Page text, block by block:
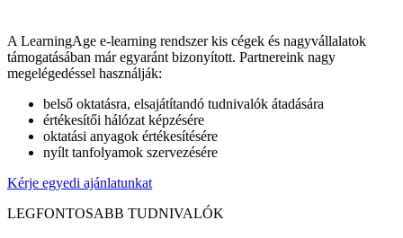
A LearningAge e-learning rendszer kis cégek és nagyvállalatok
támogatásában már egyaránt bizonyított. Partnereink nagy
megelégedéssel használják:
belső oktatásra, elsajátítandó tudnivalók átadására
értékesítői hálózat képzésére
oktatási anyagok értékesítésére
nyílt tanfolyamok szervezésére
Kérje egyedi ajánlatunkat
LEGFONTOSABB TUDNIVALÓK